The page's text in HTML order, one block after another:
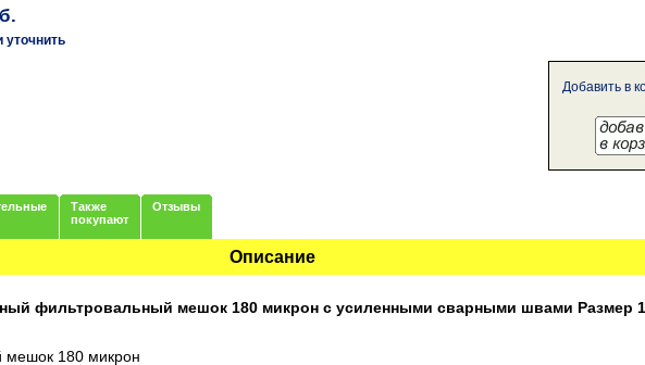
уточнить
Добавить в
Также
покупают
Отзывы
Описание
фильтровальный мешок 180 микрон с усиленными сварными швами Размер
мешок 180 микрон